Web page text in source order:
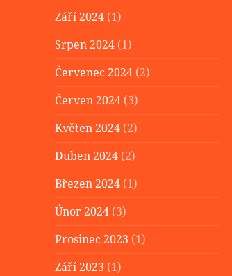
Září 2024 (1)
Srpen 2024 (1)
Červenec 2024 (2)
Červen 2024 (3)
Květen 2024 (2)
Duben 2024 (2)
Březen 2024 (1)
Únor 2024 (3)
Prosinec 2023 (1)
Září 2023 (1)